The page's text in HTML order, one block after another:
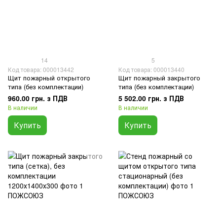
14
Код товара: 000013442
Щит пожарный открытого
типа (без комплектации)
960.00 грн. з ПДВ
В наличии
Купить
5
Код товара: 000013440
Щит пожарный закрытого
типа (без комплектации)
5 502.00 грн. з ПДВ
В наличии
Купить